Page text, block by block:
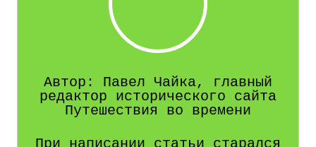
Автор: Павел Чайка, главный
редактор исторического сайта
Путешествия во времени
При написании статьи старался